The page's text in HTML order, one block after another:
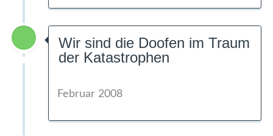
Wir sind die Doofen im Traum
der Katastrophen
Februar 2008